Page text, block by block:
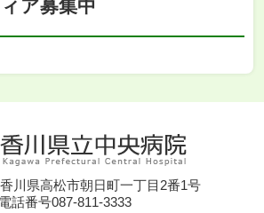
ア募集中
川県高松市朝日町一丁目2番1号
電話番号087-811-3333